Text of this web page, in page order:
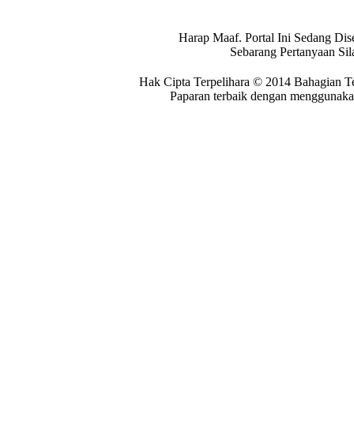
Harap Maaf. Portal Ini Sedang
Sebarang Pertanyaan
Hak Cipta Terpelihara © 2014 Bahagian
Paparan terbaik dengan